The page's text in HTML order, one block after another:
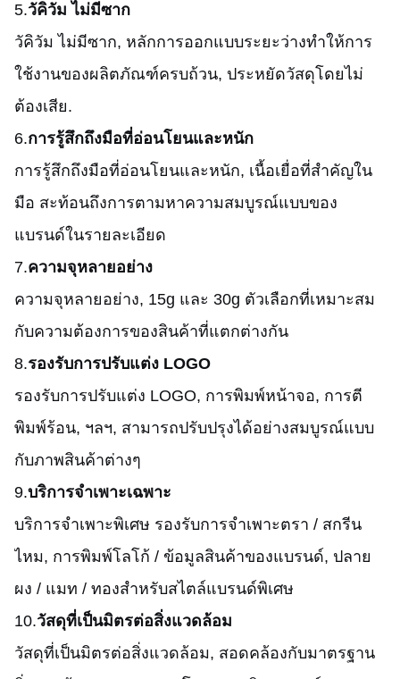
5.วัคิวัม ไม่มีซาก
วัคิวัม ไม่มีซาก, หลักการออกแบบระยะว่างทําให้การ
ใช้งานของผลิตภัณฑ์ครบถ้วน, ประหยัดวัสดุโดยไม่
ต้องเสีย.
6.การรู้สึกถึงมือที่อ่อนโยนและหนัก
การรู้สึกถึงมือที่อ่อนโยนและหนัก, เนื้อเยื่อที่สําคัญใน
มือ สะท้อนถึงการตามหาความสมบูรณ์แบบของ
แบรนด์ในรายละเอียด
7.ความจุหลายอย่าง
ความจุหลายอย่าง, 15g และ 30g ตัวเลือกที่เหมาะสม
กับความต้องการของสินค้าที่แตกต่างกัน
8.รองรับการปรับแต่ง LOGO
รองรับการปรับแต่ง LOGO, การพิมพ์หน้าจอ, การตี
พิมพ์ร้อน, ฯลฯ, สามารถปรับปรุงได้อย่างสมบูรณ์แบบ
กับภาพสินค้าต่างๆ
9.บริการจําเพาะเฉพาะ
บริการจําเพาะพิเศษ รองรับการจําเพาะตรา / สกรีน
ไหม, การพิมพ์โลโก้ / ข้อมูลสินค้าของแบรนด์, ปลาย
ผง / แมท / ทองสําหรับสไตล์แบรนด์พิเศษ
10.วัสดุที่เป็นมิตรต่อสิ่งแวดล้อม
วัสดุที่เป็นมิตรต่อสิ่งแวดล้อม, สอดคล้องกับมาตรฐาน